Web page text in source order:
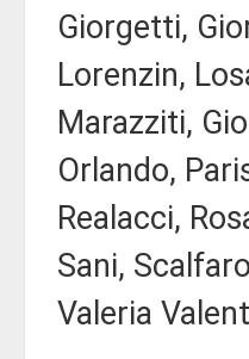
Giorgetti,
Lorenzin,
Marazziti,
Orlando,
Realacci,
Sani,
Valeria